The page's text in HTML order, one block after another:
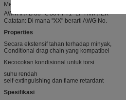
Mencetak: E258652
AWM IA / B 80 ℃ 30V FT1 -LF-HWATEK
Catatan: Di mana "XX" berarti AWG No.
Properties
Secara ekstensif tahan terhadap minyak,
Conditional drag chain yang kompatibel
Kecocokan kondisional untuk torsi
suhu rendah
self-extinguishing dan flame retardant
Spesifikasi